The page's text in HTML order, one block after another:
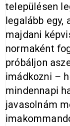
településen
legalább egy,
majdani
normaként
próbáljon
imádkozni –
mindennapi
javasolnám